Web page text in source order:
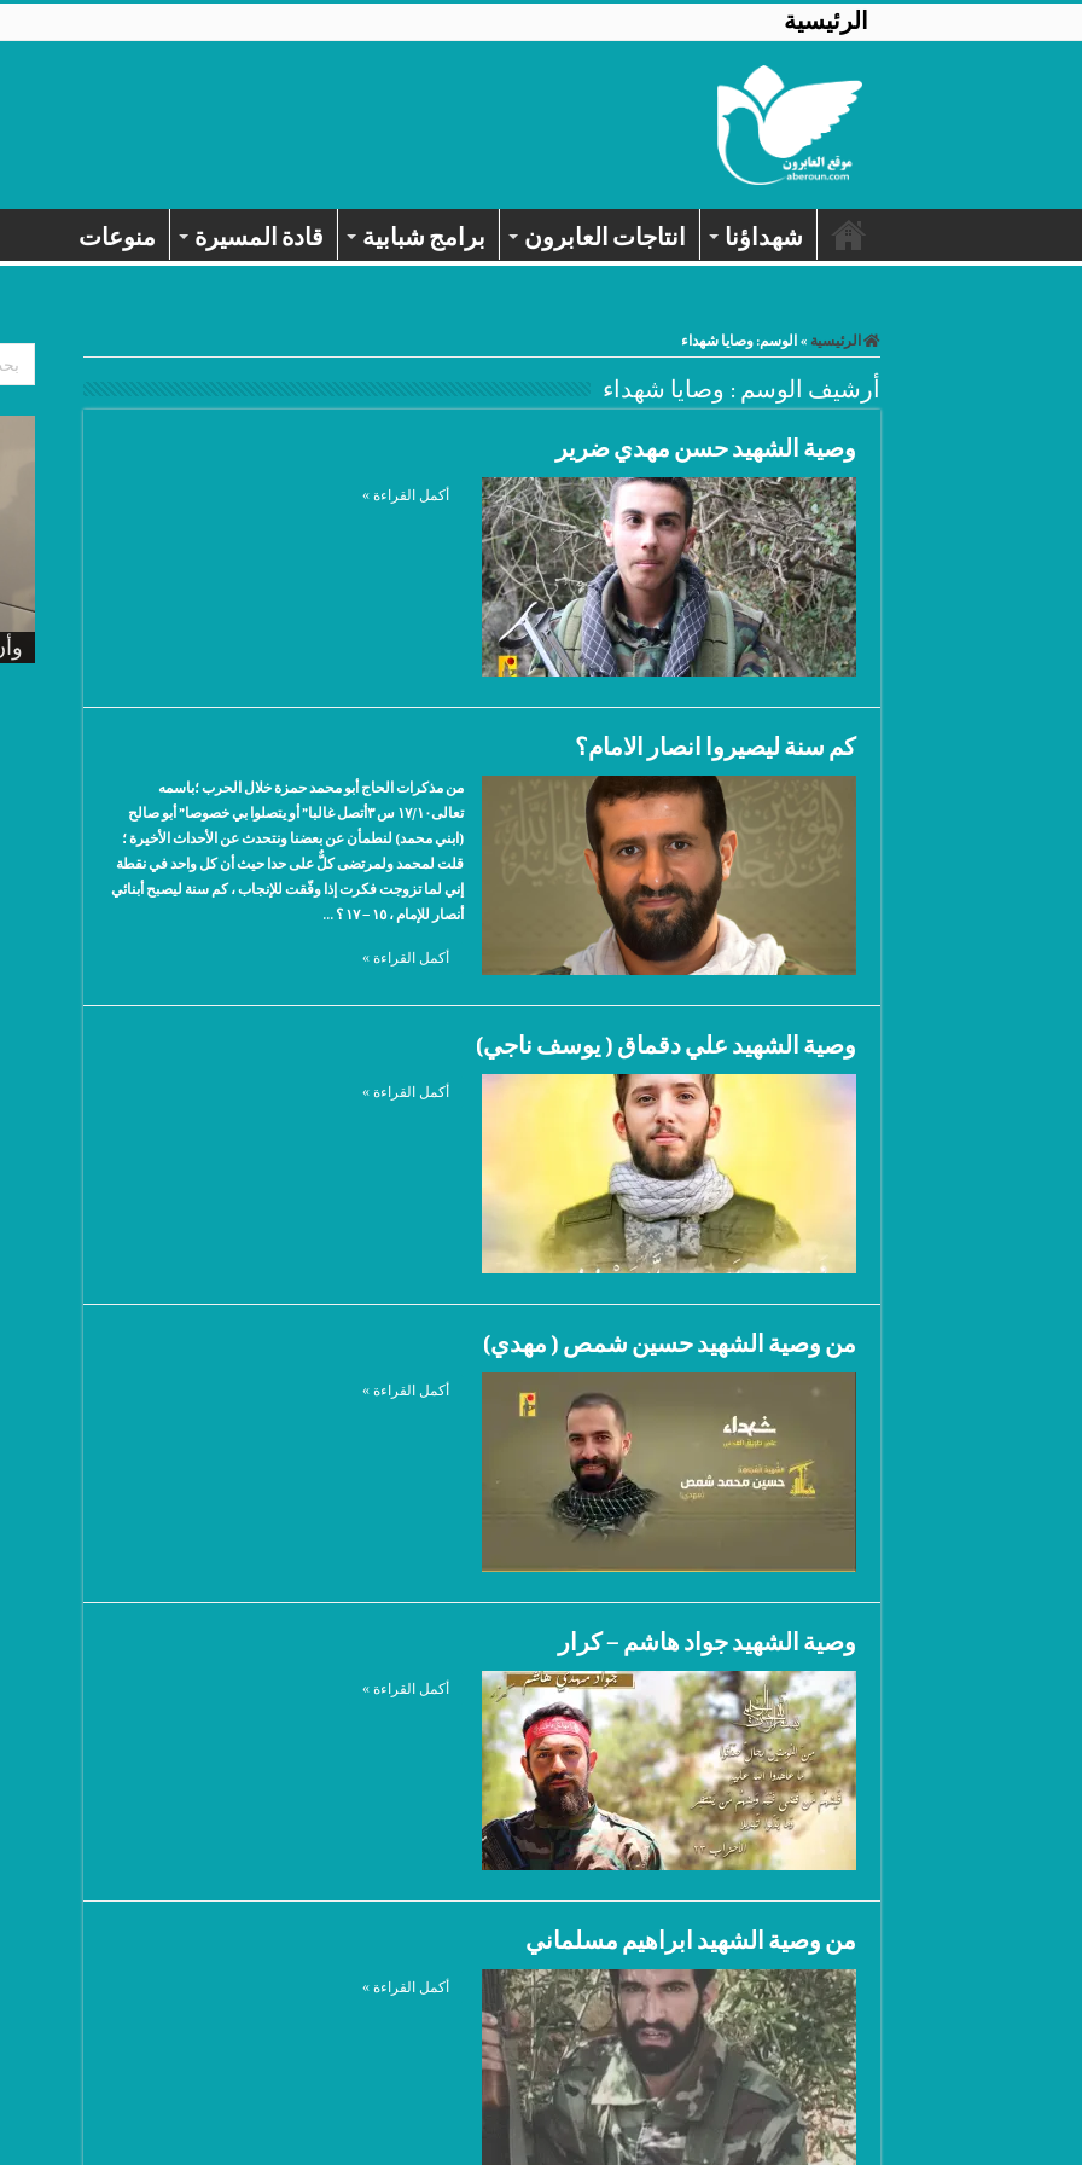
الرئيسية
شهداؤنا انتاجات العابرون برامج شبابية قادة المسيرة منوعات
الرئيسية »الوسم:وصايا شهداء
أرشيف الوسم : وصايا شهداء
وصية الشهيد حسن مهدي ضرير
أكمل القراءة »
كم سنة ليصيروا انصار الامام؟
من مذكرات الحاج أبو محمد حمزة خلال الحرب ؛باسمه
تعالى١٧/١٠ س ٣أتصل غالبا” أو يتصلوا بي خصوصا” أبو صالح
(ابني محمد) لنطمأن عن بعضنا ونتحدث عن الأحداث الأخيرة ؛
قلت لمحمد ولمرتضى كلٌّ على حدا حيث أن كل واحد في نقطة
إني لما تزوجت فكرت إذا وفّقت للإنجاب ، كم سنة ليصبح أبنائي
أنصار للإمام ، ١٥ – ١٧ ؟ …
أكمل القراءة »
وصية الشهيد علي دقماق ( يوسف ناجي)
أكمل القراءة »
من وصية الشهيد حسين شمص ( مهدي)
أكمل القراءة »
وصية الشهيد جواد هاشم – كرار
أكمل القراءة »
من وصية الشهيد ابراهيم مسلماني
أكمل القراءة »